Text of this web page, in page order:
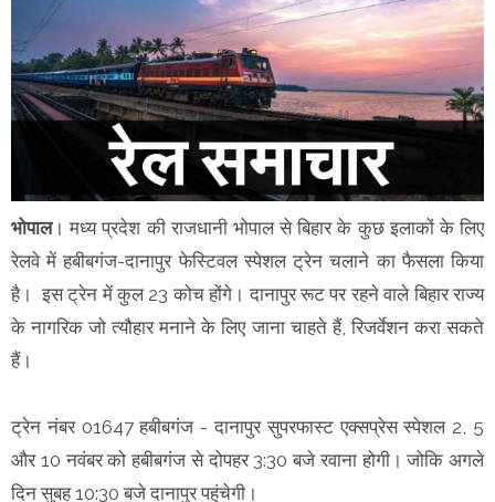
भोपाल। मध्य प्रदेश की राजधानी भोपाल से बिहार के कुछ इलाकों के लिए
रेलवे में हबीबगंज-दानापुर फेस्टिवल स्पेशल ट्रेन चलाने का फैसला किया
है। इस ट्रेन में कुल 23 कोच होंगे। दानापुर रूट पर रहने वाले बिहार राज्य
के नागरिक जो त्यौहार मनाने के लिए जाना चाहते हैं, रिजर्वेशन करा सकते
हैं।
ट्रेन नंबर 01647 हबीबगंज - दानापुर सुपरफास्ट एक्सप्रेस स्पेशल 2, 5
और 10 नवंबर को हबीबगंज से दोपहर 3:30 बजे रवाना होगी। जोकि अगले
दिन सुबह 10:30 बजे दानापुर पहुंचेगी।